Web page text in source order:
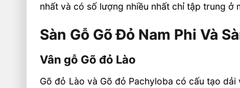
nhất và có số lượng nhiều nhất chỉ tập trung ở
Sàn Gỗ Gõ Đỏ Nam Phi Và
Vân gỗ Gõ đỏ Lào
Gõ đỏ Lào và Gõ đỏ Pachyloba có cấu tạo